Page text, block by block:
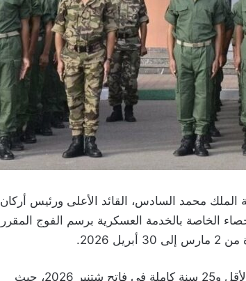
الملك محمد السادس، القائد الأعلى ورئيس أركان
الخاصة بالخدمة العسكرية برسم الفوج المقرر
ويهم هذا الإجراء الشباب الذين سيبلغون ما بين 19 سنة على الأقل و25 سنة كاملة في فاتح شتنبر 2026، حيث